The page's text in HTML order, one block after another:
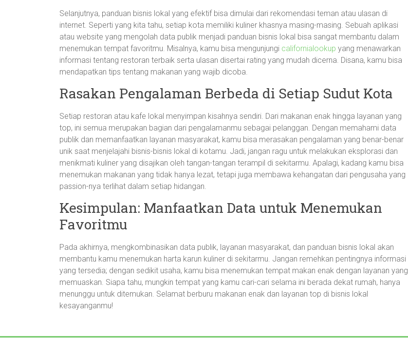
Selanjutnya, panduan bisnis lokal yang efektif bisa dimulai dari rekomendasi teman atau ulasan di
internet. Seperti yang kita tahu, setiap kota memiliki kuliner khasnya masing-masing. Sebuah aplikasi
atau website yang mengolah data publik menjadi panduan bisnis lokal bisa sangat membantu dalam
menemukan tempat favoritmu. Misalnya, kamu bisa mengunjungi californialookup yang menawarkan
informasi tentang restoran terbaik serta ulasan disertai rating yang mudah dicerna. Disana, kamu bisa
mendapatkan tips tentang makanan yang wajib dicoba.
Rasakan Pengalaman Berbeda di Setiap Sudut Kota
Setiap restoran atau kafe lokal menyimpan kisahnya sendiri. Dari makanan enak hingga layanan yang
top, ini semua merupakan bagian dari pengalamanmu sebagai pelanggan. Dengan memahami data
publik dan memanfaatkan layanan masyarakat, kamu bisa merasakan pengalaman yang benar-benar
unik saat menjelajahi bisnis-bisnis lokal di kotamu. Jadi, jangan ragu untuk melakukan eksplorasi dan
menikmati kuliner yang disajikan oleh tangan-tangan terampil di sekitarmu. Apalagi, kadang kamu bisa
menemukan makanan yang tidak hanya lezat, tetapi juga membawa kehangatan dari pengusaha yang
passion-nya terlihat dalam setiap hidangan.
Kesimpulan: Manfaatkan Data untuk Menemukan
Favoritmu
Pada akhirnya, mengkombinasikan data publik, layanan masyarakat, dan panduan bisnis lokal akan
membantu kamu menemukan harta karun kuliner di sekitarmu. Jangan remehkan pentingnya informasi
yang tersedia; dengan sedikit usaha, kamu bisa menemukan tempat makan enak dengan layanan yang
memuaskan. Siapa tahu, mungkin tempat yang kamu cari-cari selama ini berada dekat rumah, hanya
menunggu untuk ditemukan. Selamat berburu makanan enak dan layanan top di bisnis lokal
kesayanganmu!